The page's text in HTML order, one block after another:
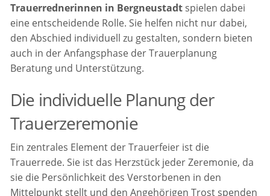
Trauerrednerinnen in Bergneustadt spielen dabei
eine entscheidende Rolle. Sie helfen nicht nur dabei,
den Abschied individuell zu gestalten, sondern bieten
auch in der Anfangsphase der Trauerplanung
Beratung und Unterstützung.
Die individuelle Planung der
Trauerzeremonie
Ein zentrales Element der Trauerfeier ist die
Trauerrede. Sie ist das Herzstück jeder Zeremonie, da
sie die Persönlichkeit des Verstorbenen in den
Mittelpunkt stellt und den Angehörigen Trost spenden